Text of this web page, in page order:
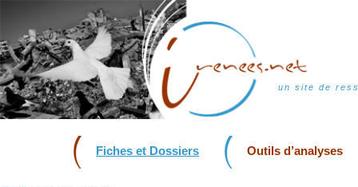
un site de
Fiches et Dossiers Outils d’analyses